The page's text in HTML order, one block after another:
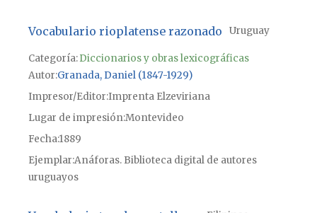
Vocabulario rioplatense razonado Uruguay
Categoría:Diccionarios y obras lexicográficas
Autor Granada, Daniel (1847-1929)
Impresor/Editor Imprenta Elzeviriana
Lugar de impresiónMontevideo
Fecha1889
Ejemplar Anáforas. Biblioteca digital de autores
uruguayos